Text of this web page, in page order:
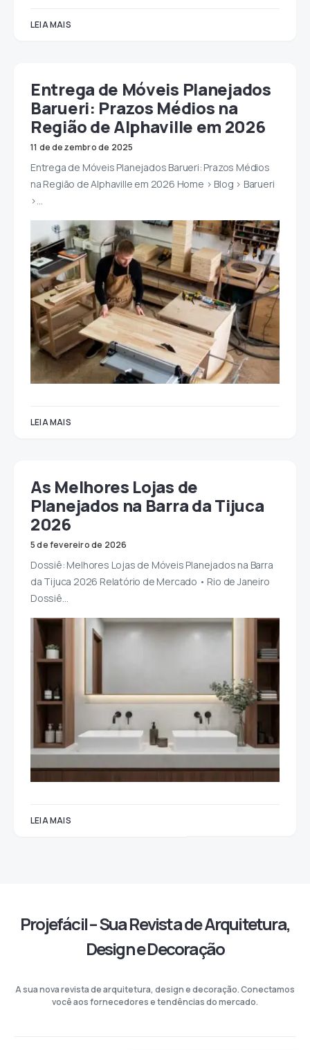
LEIA MAIS
Entrega de Móveis Planejados
Barueri: Prazos Médios na
Região de Alphaville em 2026
11 de dezembro de 2025
Entrega de Móveis Planejados Barueri: Prazos Médios
na Região de Alphaville em 2026 Home > Blog > Barueri
>…
LEIA MAIS
As Melhores Lojas de
Planejados na Barra da Tijuca
2026
5 de fevereiro de 2026
Dossiê: Melhores Lojas de Móveis Planejados na Barra
da Tijuca 2026 Relatório de Mercado • Rio de Janeiro
Dossiê…
LEIA MAIS
Projefácil – Sua Revista de Arquitetura,
Design e Decoração
A sua nova revista de arquitetura, design e decoração. Conectamos
você aos fornecedores e tendências do mercado.